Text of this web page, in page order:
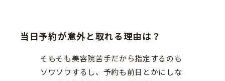
当日予約が意外と取れる理由は？
そもそも美容院苦手だから指定するのも
ソワソワするし、予約も前日とかにしな